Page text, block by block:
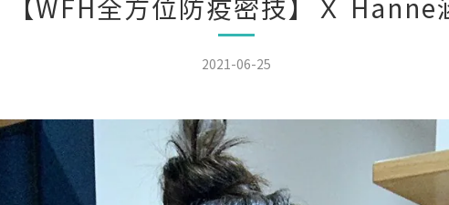
【WFH全方位防疫密技】Ｘ Hanne
2021-06-25